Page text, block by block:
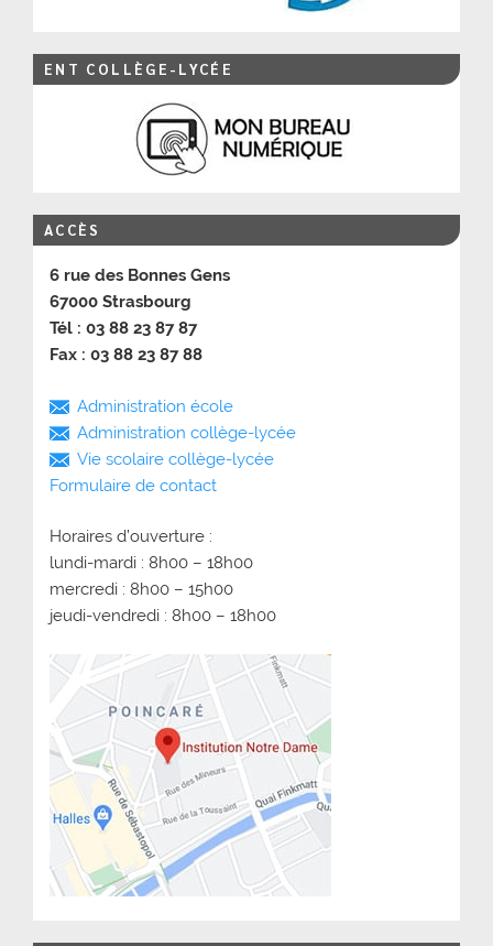
ENT COLLÈGE-LYCÉE
ACCÈS
6 rue des Bonnes Gens
67000 Strasbourg
Tél : 03 88 23 87 87
Fax : 03 88 23 87 88
Administration école
Administration collège-lycée
Vie scolaire collège-lycée
Formulaire de contact
Horaires d’ouverture :
lundi-mardi : 8h00 – 18h00
mercredi : 8h00 – 15h00
jeudi-vendredi : 8h00 – 18h00